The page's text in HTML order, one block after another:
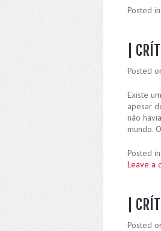
Posted in
|
Posted
Existe
apesar
não
mundo.
Posted in
Leave a
|
Posted